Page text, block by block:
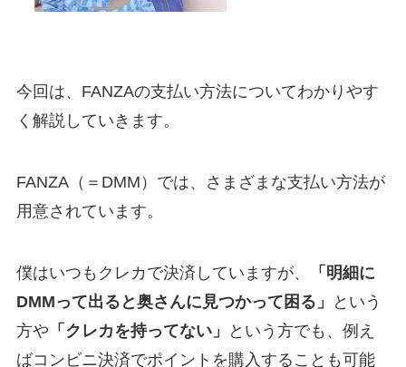
今回は、FANZAの支払い方法についてわかりやす
く解説していきます。
FANZA（＝DMM）では、さまざまな支払い方法が
用意されています。
僕はいつもクレカで決済していますが、
「明細に
DMMって出ると奥さんに見つかって困る」
という
方や 「クレカを持ってない」
という方でも、例え
ばコンビニ決済でポイントを購入することも可能